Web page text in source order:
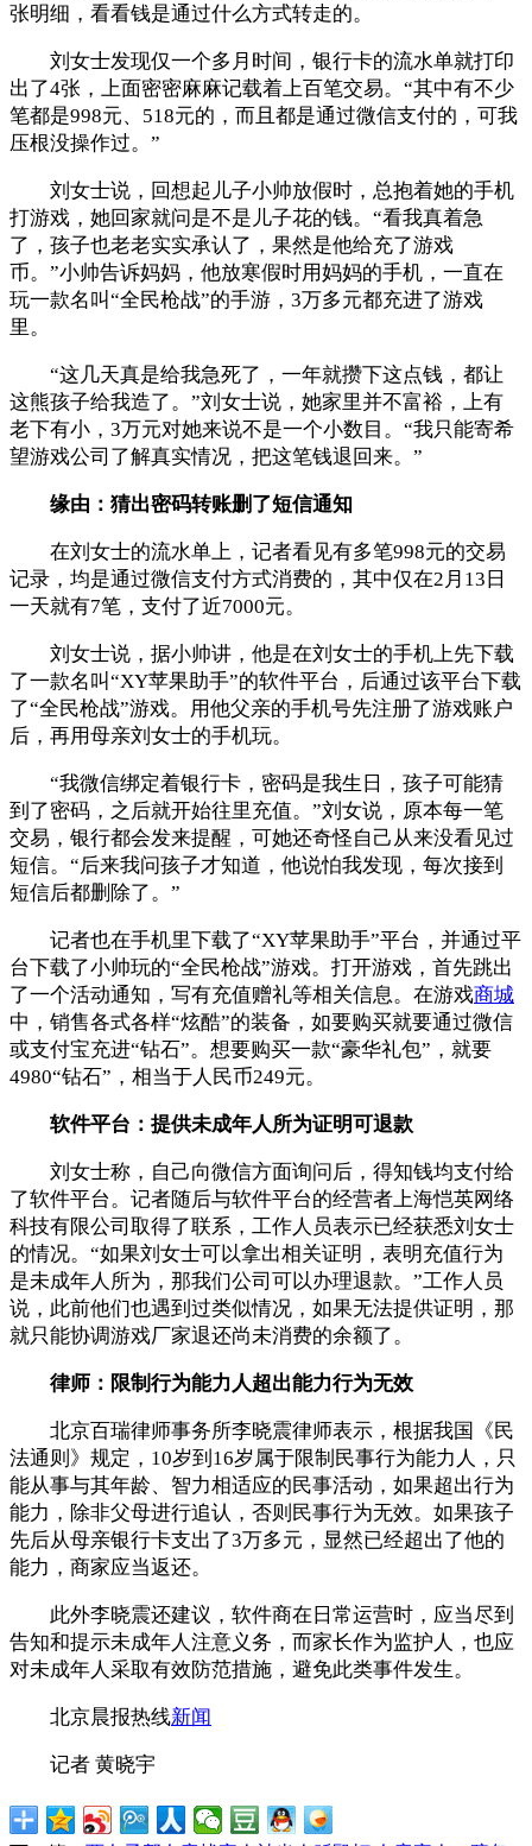
张明细，看看钱是通过什么方式转走的。
刘女士发现仅一个多月时间，银行卡的流水单就打印
出了4张，上面密密麻麻记载着上百笔交易。“其中有不少
笔都是998元、518元的，而且都是通过微信支付的，可我
压根没操作过。”
刘女士说，回想起儿子小帅放假时，总抱着她的手机
打游戏，她回家就问是不是儿子花的钱。“看我真着急
了，孩子也老老实实承认了，果然是他给充了游戏
币。”小帅告诉妈妈，他放寒假时用妈妈的手机，一直在
玩一款名叫“全民枪战”的手游，3万多元都充进了游戏
里。
“这几天真是给我急死了，一年就攒下这点钱，都让
这熊孩子给我造了。”刘女士说，她家里并不富裕，上有
老下有小，3万元对她来说不是一个小数目。“我只能寄希
望游戏公司了解真实情况，把这笔钱退回来。”
缘由：猜出密码转账删了短信通知
在刘女士的流水单上，记者看见有多笔998元的交易
记录，均是通过微信支付方式消费的，其中仅在2月13日
一天就有7笔，支付了近7000元。
刘女士说，据小帅讲，他是在刘女士的手机上先下载
了一款名叫“XY苹果助手”的软件平台，后通过该平台下载
了“全民枪战”游戏。用他父亲的手机号先注册了游戏账户
后，再用母亲刘女士的手机玩。
“我微信绑定着银行卡，密码是我生日，孩子可能猜
到了密码，之后就开始往里充值。”刘女说，原本每一笔
交易，银行都会发来提醒，可她还奇怪自己从来没看见过
短信。“后来我问孩子才知道，他说怕我发现，每次接到
短信后都删除了。”
记者也在手机里下载了“XY苹果助手”平台，并通过平
台下载了小帅玩的“全民枪战”游戏。打开游戏，首先跳出
了一个活动通知，写有充值赠礼等相关信息。在游戏商城
中，销售各式各样“炫酷”的装备，如要购买就要通过微信
或支付宝充进“钻石”。想要购买一款“豪华礼包”，就要
4980“钻石”，相当于人民币249元。
软件平台：提供未成年人所为证明可退款
刘女士称，自己向微信方面询问后，得知钱均支付给
了软件平台。记者随后与软件平台的经营者上海恺英网络
科技有限公司取得了联系，工作人员表示已经获悉刘女士
的情况。“如果刘女士可以拿出相关证明，表明充值行为
是未成年人所为，那我们公司可以办理退款。”工作人员
说，此前他们也遇到过类似情况，如果无法提供证明，那
就只能协调游戏厂家退还尚未消费的余额了。
律师：限制行为能力人超出能力行为无效
北京百瑞律师事务所李晓震律师表示，根据我国《民
法通则》规定，10岁到16岁属于限制民事行为能力人，只
能从事与其年龄、智力相适应的民事活动，如果超出行为
能力，除非父母进行追认，否则民事行为无效。如果孩子
先后从母亲银行卡支出了3万多元，显然已经超出了他的
能力，商家应当返还。
此外李晓震还建议，软件商在日常运营时，应当尽到
告知和提示未成年人注意义务，而家长作为监护人，也应
对未成年人采取有效防范措施，避免此类事件发生。
北京晨报热线新闻
记者 黄晓宇